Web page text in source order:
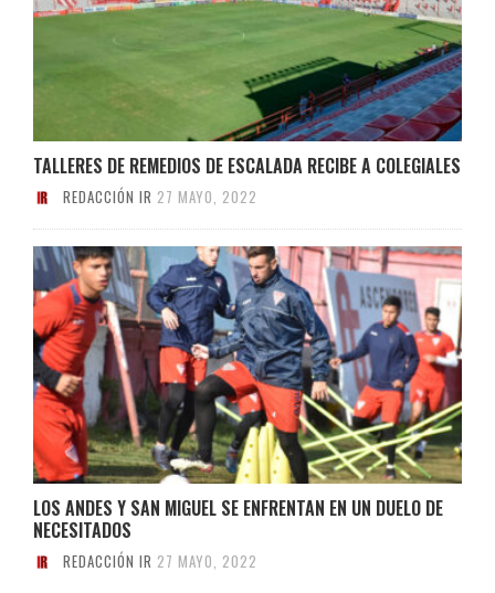
TALLERES DE REMEDIOS DE ESCALADA RECIBE A COLEGIALES
REDACCIÓN IR 27 MAYO, 2022
LOS ANDES Y SAN MIGUEL SE ENFRENTAN EN UN DUELO DE
NECESITADOS
REDACCIÓN IR 27 MAYO, 2022